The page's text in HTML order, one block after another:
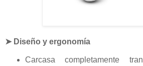
➤ Diseño y ergonomía
Carcasa completamente